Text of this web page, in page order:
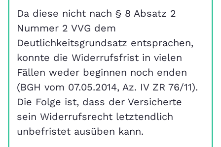
Da diese nicht nach § 8 Absatz 2
Nummer 2 VVG dem
Deutlichkeitsgrundsatz entsprachen,
konnte die Widerrufsfrist in vielen
Fällen weder beginnen noch enden
(BGH vom 07.05.2014, Az. IV ZR 76/11).
Die Folge ist, dass der Versicherte
sein Widerrufsrecht letztendlich
unbefristet ausüben kann.